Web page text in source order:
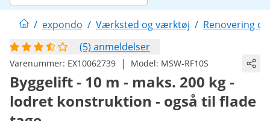
/ expondo / Værksted og værktøj / Renovering
(5) anmeldelser
Varenummer: EX10062739 | Model: MSW-RF10S
Byggelift - 10 m - maks. 200 kg -
lodret konstruktion - også til flade